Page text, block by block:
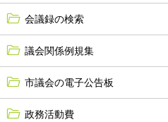
会議録の検索
議会関係例規集
市議会の電子公告板
政務活動費